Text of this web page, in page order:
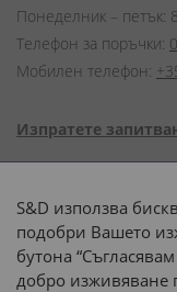
Понеделник – петък:
Телефон за поръчки:
Мобилен телефон:
Изпратете
S&D използва
подобри Вашето
бутона
добро изживяване